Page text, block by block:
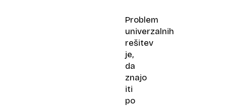
Problem
univerzalnih
rešitev
je,
da
znajo
iti
po